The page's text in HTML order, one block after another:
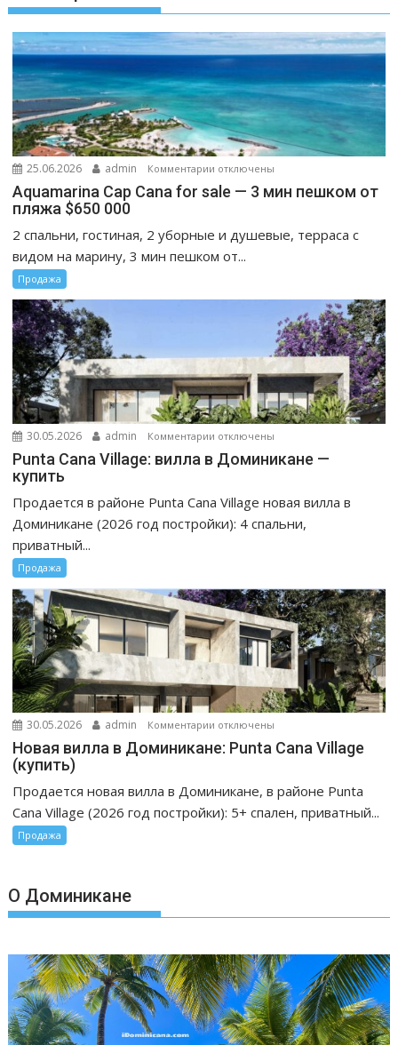
25.06.2026 admin Комментарии к
записи
Cana
for
—
пешком
от
пляжа
$650
000
отключены
Aquamarina Cap Cana for sale — 3 мин пешком от
пляжа $650 000
2 спальни, гостиная, 2 уборные и душевые, терраса с
видом на марину, 3 мин пешком от...
Продажа
30.05.2026 admin Комментарии к
записи
Punta
Village:
вилла
—
купить
отключены
Punta Cana Village: вилла в Доминикане —
купить
Продается в районе Punta Cana Village новая вилла в
Доминикане (2026 год постройки): 4 спальни,
приватный...
Продажа
30.05.2026 admin Комментарии к
записи
в
Доминикане:
отключены
Новая вилла в Доминикане: Punta Cana Village
(купить)
Продается новая вилла в Доминикане, в районе Punta
Cana Village (2026 год постройки): 5+ спален, приватный...
Продажа
О Доминикане